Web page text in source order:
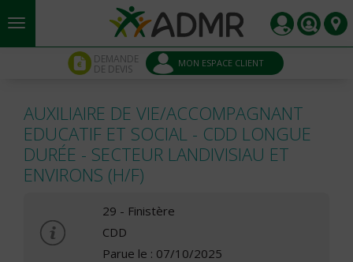
Aller au contenu principal
DEMANDE
DE DEVIS MON ESPACE CLIENT
AUXILIAIRE DE VIE/ACCOMPAGNANT
EDUCATIF ET SOCIAL - CDD LONGUE
DURÉE - SECTEUR LANDIVISIAU ET
ENVIRONS (H/F)
29 - Finistère
CDD
Parue le : 07/10/2025
Panneau de gestion des cookies